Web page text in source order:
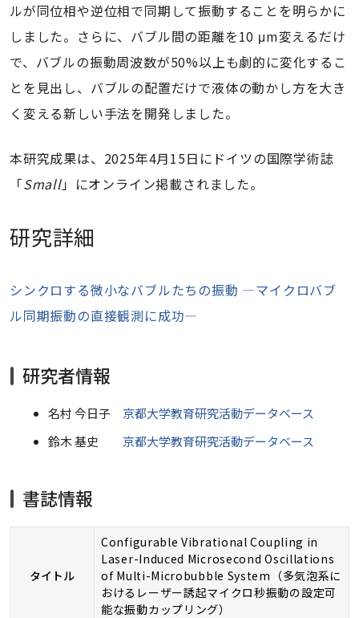
ルが同位相や逆位相で同期して振動することを明らかに
しました。さらに、バブル間の距離を10 μm変えるだけ
で、バブルの振動周波数が50%以上も劇的に変化するこ
とを見出し、バブルの配置だけで液体の動かし方を大き
く変える新しい手法を開発しました。
本研究成果は、2025年4月15日にドイツの国際学術誌
「Small」にオンライン掲載されました。
研究詳細
シンクロする微小なバブルたちの振動 ―マイクロバブ
ル同期振動の直接観測に成功―
研究者情報
名村 今日子 京都大学教育研究活動データベース
鈴木 基史 京都大学教育研究活動データベース
書誌情報
タイトル
Configurable Vibrational Coupling in
Laser-Induced Microsecond Oscillations
of Multi-Microbubble System（多気泡系に
おけるレーザー誘起マイクロ秒振動の設定可
能な振動カップリング）